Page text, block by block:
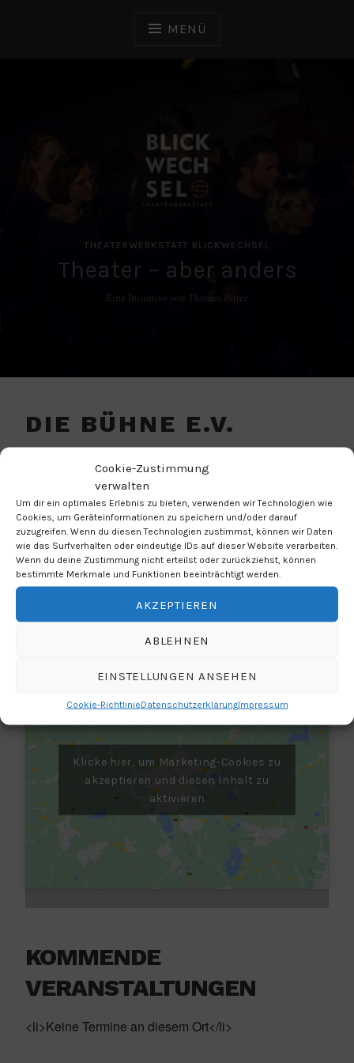
Cookie-Zustimmung
verwalten
Um dir ein optimales Erlebnis zu bieten, verwenden wir Technologien wie
Cookies, um Geräteinformationen zu speichern und/oder darauf
zuzugreifen. Wenn du diesen Technologien zustimmst, können wir Daten
wie das Surfverhalten oder eindeutige IDs auf dieser Website verarbeiten.
Wenn du deine Zustimmung nicht erteilst oder zurückziehst, können
bestimmte Merkmale und Funktionen beeinträchtigt werden.
AKZEPTIEREN
ABLEHNEN
EINSTELLUNGEN ANSEHEN
Cookie-RichtlinieDatenschutzerklärungImpressum
MENÜ
THEATERWERKSTATT BLICKWECHSEL
Theater – aber anders
DIE BÜHNE E.V.
VERANSTALTUNGSORT
Teplitzer Straße 26
Dresden
01219
NÄCHSTE VERANSTALTUNG
Keine bevorstehenden Veranstaltungen
Klicke hier, um Marketing-Cookies zu
akzeptieren und diesen Inhalt zu
aktivieren
KOMMENDE
VERANSTALTUNGEN
<li>Keine Termine an diesem Ort</li>